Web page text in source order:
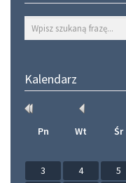
Kalendarz
Rok
Miesiąc
Pn Wt Śr
3
4 5